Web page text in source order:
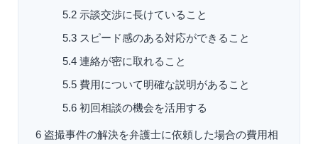
5.2 示談交渉に長けていること
5.3 スピード感のある対応ができること
5.4 連絡が密に取れること
5.5 費用について明確な説明があること
5.6 初回相談の機会を活用する
6 盗撮事件の解決を弁護士に依頼した場合の費用相